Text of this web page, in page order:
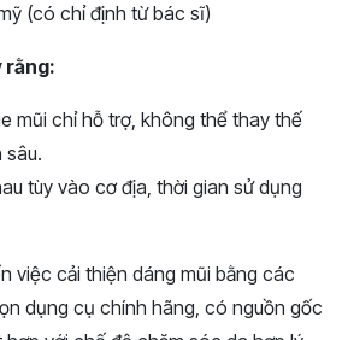
(có chỉ định từ bác sĩ)
rằng:
mũi chỉ hỗ trợ, không thể thay thế
sâu.
tùy vào cơ địa, thời gian sử dụng
việc cải thiện dáng mũi bằng các
dụng cụ chính hãng, có nguồn gốc